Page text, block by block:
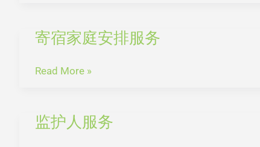
寄宿家庭安排服务
寄
家
排
Read More »
监护人服务
监